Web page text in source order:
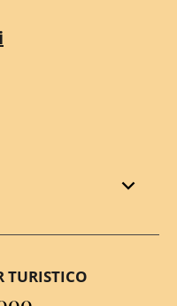
TURISTICO